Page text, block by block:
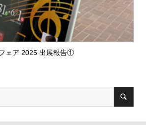
ェア 2025 出展報告①